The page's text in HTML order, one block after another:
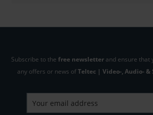
Subscribe to the free newsletter and ensure that
any offers or news ofTeltec | Video-, Audio-